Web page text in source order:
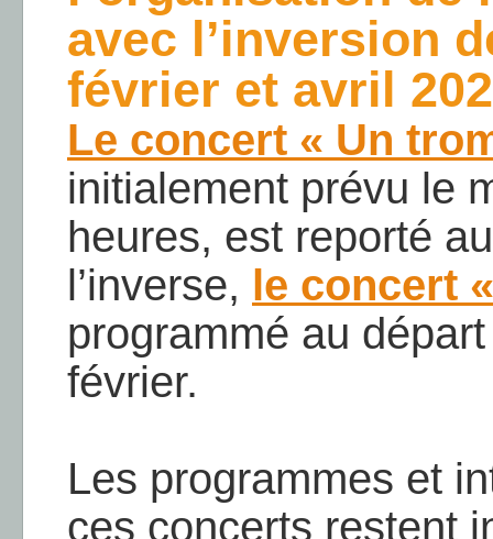
avec l’inversion
février et avril
Le concert « Un
initialement prévu le
heures, est reporté
l’inverse, le concert
programmé au
février.
Les programmes et
ces concerts restent